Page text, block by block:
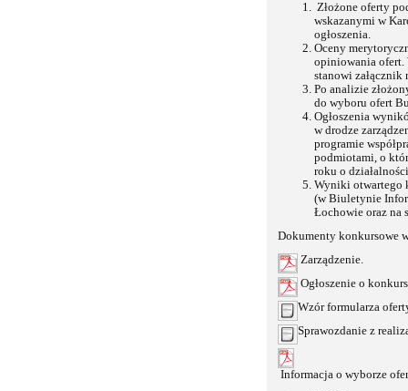
Złożone oferty
wskazanymi w
ogłoszenia.
Oceny
opiniowania ofert.
stanowi załącznik
Po analizie
do wyboru ofert
Ogłoszenia
w drodze
programie
podmiotami, o
roku o
Wyniki otwartego
(w Biuletynie
Łochowie oraz na
Dokumenty konkursowe
Zarządzenie.
Ogłoszenie o
Wzór formularza
Sprawozdanie z
Informacja o wyborze